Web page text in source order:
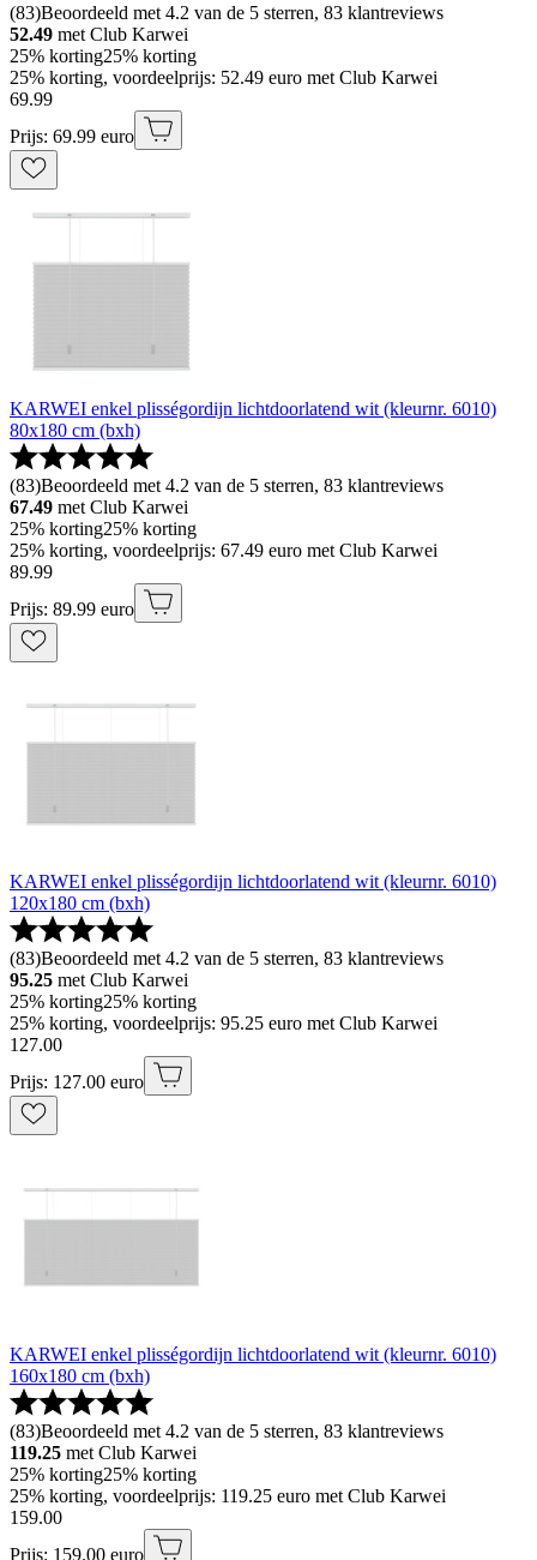
(83)Beoordeeld met 4.2 van de 5 sterren, 83 klantreviews
52.49 met Club Karwei
25% korting25% korting
25% korting, voordeelprijs: 52.49 euro met Club Karwei
69.99
Prijs: 69.99 euro
KARWEI enkel plisségordijn lichtdoorlatend wit (kleurnr. 6010)
80x180 cm (bxh)
(83)Beoordeeld met 4.2 van de 5 sterren, 83 klantreviews
67.49 met Club Karwei
25% korting25% korting
25% korting, voordeelprijs: 67.49 euro met Club Karwei
89.99
Prijs: 89.99 euro
KARWEI enkel plisségordijn lichtdoorlatend wit (kleurnr. 6010)
120x180 cm (bxh)
(83)Beoordeeld met 4.2 van de 5 sterren, 83 klantreviews
95.25 met Club Karwei
25% korting25% korting
25% korting, voordeelprijs: 95.25 euro met Club Karwei
127.00
Prijs: 127.00 euro
KARWEI enkel plisségordijn lichtdoorlatend wit (kleurnr. 6010)
160x180 cm (bxh)
(83)Beoordeeld met 4.2 van de 5 sterren, 83 klantreviews
119.25 met Club Karwei
25% korting25% korting
25% korting, voordeelprijs: 119.25 euro met Club Karwei
159.00
Prijs: 159.00 euro